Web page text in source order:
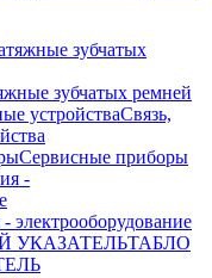
зубчатых ремней
Связь,
Сервисные приборы
электрооборудование
ТАБЛО